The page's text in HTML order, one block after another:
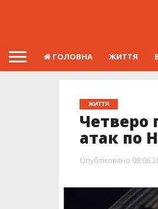
ГОЛОВНА ЖИТТЯ
ЖИТТЯ
Четверо
атак по
Опубліковано